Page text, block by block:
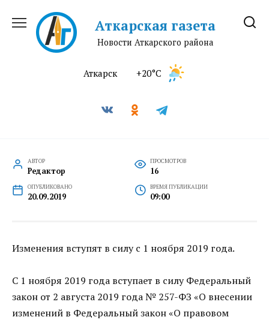
содержанию
Аткарская газета
Новости Аткарского района
Аткарск +20°C
АВТОР
Редактор
ПРОСМОТРОВ
16
ОПУБЛИКОВАНО
20.09.2019
ВРЕМЯ ПУБЛИКАЦИИ
09:00
Изменения вступят в силу с 1 ноября 2019 года.
С 1 ноября 2019 года вступает в силу Федеральный
закон от 2 августа 2019 года № 257-ФЗ «О внесении
изменений в Федеральный закон «О правовом